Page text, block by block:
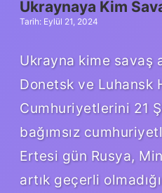
Ukraynaya Kim
Tarih: Eylül 21, 2024
Ukrayna kime savaş
Donetsk ve Luhansk
Cumhuriyetlerini 21
bağımsız
Ertesi gün Rusya,
artık geçerli